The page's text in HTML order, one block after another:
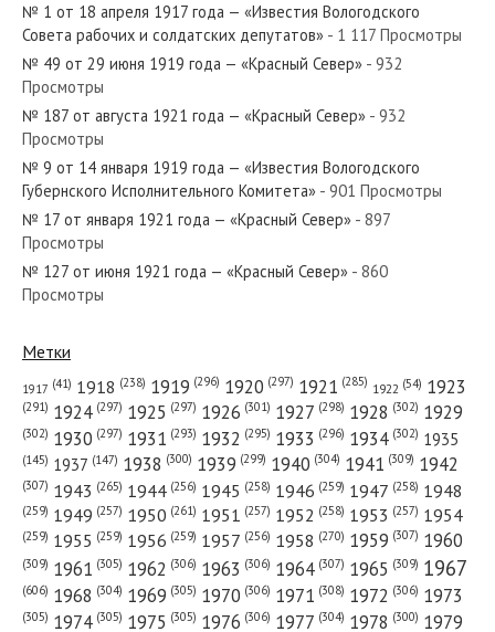
№ 88 от мая 1951 года — «Красный Север»
№ 98 от апреля 1940 года — «Красный Север»
№ 91 от апреля 1985 года — «Красный Север»
№ 257 от декабря 1948 года — «Красный Север»
№ 175 от июля 1934 года — «Красный Север»
№ 1 от 18 апреля 1917 года — «Известия Вологодского
Совета рабочих и солдатских депутатов» - 1 117 Просмотры
№ 49 от 29 июня 1919 года — «Красный Север» - 932
Просмотры
№ 187 от августа 1921 года — «Красный Север» - 932
Просмотры
№ 9 от 14 января 1919 года — «Известия Вологодского
Губернского Исполнительного Комитета» - 901 Просмотры
№ 17 от января 1921 года — «Красный Север» - 897
Просмотры
№ 127 от июня 1921 года — «Красный Север» - 860
Просмотры
Метки
1917 (41) 1918 (238) 1919 (296) 1920 (297) 1921 (285) 1922 (54) 1923
(291) 1924 (297) 1925 (297) 1926 (301) 1927 (298) 1928 (302) 1929
(302) 1930 (297) 1931 (293) 1932 (295) 1933 (296) 1934 (302) 1935
(145) 1937 (147) 1938 (300) 1939 (299) 1940 (304) 1941 (309) 1942
(307) 1943 (265) 1944 (256) 1945 (258) 1946 (259) 1947 (258) 1948
(259) 1949 (257) 1950 (261) 1951 (257) 1952 (258) 1953 (257) 1954
(259) 1955 (259) 1956 (259) 1957 (256) 1958 (270) 1959 (307) 1960
(309) 1961 (305) 1962 (306) 1963 (306) 1964 (307) 1965 (309) 1967
(606) 1968 (304) 1969 (305) 1970 (306) 1971 (308) 1972 (306) 1973
(305) 1974 (305) 1975 (305) 1976 (306) 1977 (304) 1978 (300) 1979